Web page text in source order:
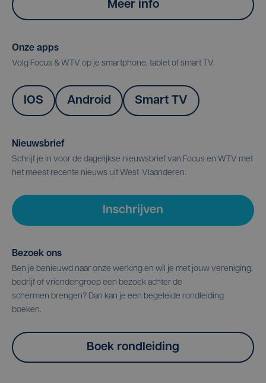
Meer info
Onze apps
Volg Focus & WTV op je smartphone, tablet of smart TV.
IOS Android Smart TV
Nieuwsbrief
Schrijf je in voor de dagelijkse nieuwsbrief van Focus en WTV met
het meest recente nieuws uit West-Vlaanderen.
Inschrijven
Bezoek ons
Ben je benieuwd naar onze werking en wil je met jouw vereniging,
bedrijf of vriendengroep een bezoek achter de
schermen brengen? Dan kan je een begeleide rondleiding
boeken.
Boek rondleiding